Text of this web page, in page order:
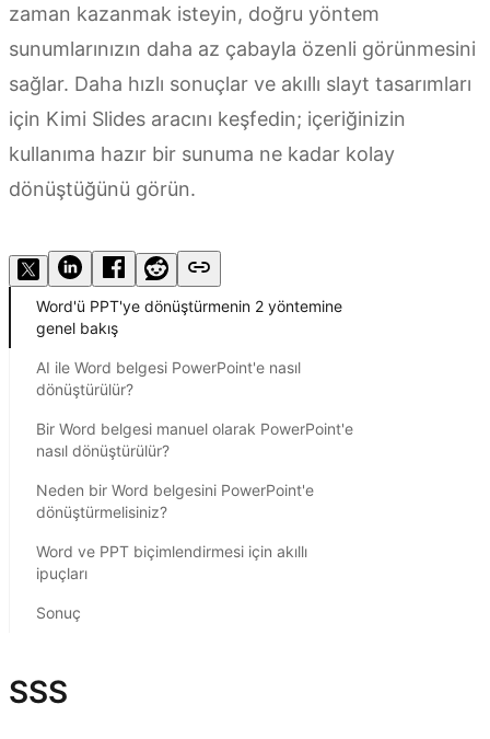
zaman kazanmak isteyin, doğru yöntem
sunumlarınızın daha az çabayla özenli görünmesini
sağlar. Daha hızlı sonuçlar ve akıllı slayt tasarımları
için Kimi Slides aracını keşfedin; içeriğinizin
kullanıma hazır bir sunuma ne kadar kolay
dönüştüğünü görün.
Word'ü PPT'ye dönüştürmenin 2 yöntemine
genel bakış
AI ile Word belgesi PowerPoint'e nasıl
dönüştürülür?
Bir Word belgesi manuel olarak PowerPoint'e
nasıl dönüştürülür?
Neden bir Word belgesini PowerPoint'e
dönüştürmelisiniz?
Word ve PPT biçimlendirmesi için akıllı
ipuçları
Sonuç
SSS